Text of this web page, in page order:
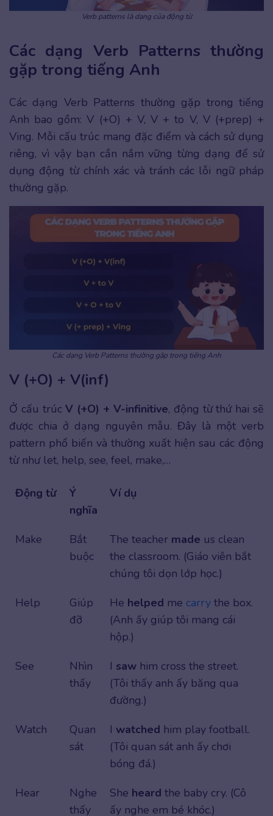
Verb patterns là dạng của động từ
Các dạng Verb Patterns thường
gặp trong tiếng Anh
Các dạng Verb Patterns thường gặp trong tiếng
Anh bao gồm: V (+O) + V, V + to V, V (+prep) +
Ving. Mỗi cấu trúc mang đặc điểm và cách sử dụng
riêng, vì vậy bạn cần nắm vững từng dạng để sử
dụng động từ chính xác và tránh các lỗi ngữ pháp
thường gặp.
Các dạng Verb Patterns thường gặp trong tiếng Anh
V (+O) + V(inf)
Ở cấu trúcV (+O) + V-infinitive, động từ thứ hai sẽ
được chia ở dạng nguyên mẫu. Đây là một verb
pattern phổ biến và thường xuất hiện sau các động
từ như let, help, see, feel, make,…
Động từ
Ý
nghĩa
Ví dụ
Make
Bắt
buộc
The teacher made us clean
the classroom. (Giáo viên bắt
chúng tôi dọn lớp học.)
Help
Giúp
đỡ
He helped me carry the box.
(Anh ấy giúp tôi mang cái
hộp.)
See
Nhìn
thấy
I saw him cross the street.
(Tôi thấy anh ấy băng qua
đường.)
Watch
Quan
sát
I watched him play football.
(Tôi quan sát anh ấy chơi
bóng đá.)
Hear
Nghe
thấy
She heard the baby cry. (Cô
ấy nghe em bé khóc.)